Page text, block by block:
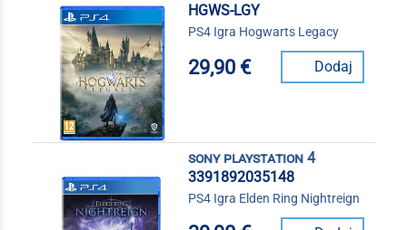
HGWS-LGY
PS4 Igra Hogwarts Legacy
29,90 € Dodaj
sony playstation 4
3391892035148
PS4 Igra Elden Ring Nightreign